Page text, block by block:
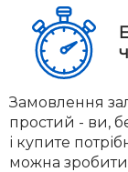
Замовлення
простий - ви,
і купите
можна зробити